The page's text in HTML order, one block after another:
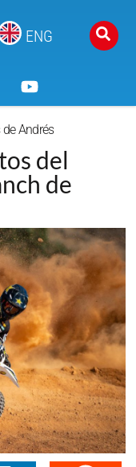
ENG
Andrés
del
de